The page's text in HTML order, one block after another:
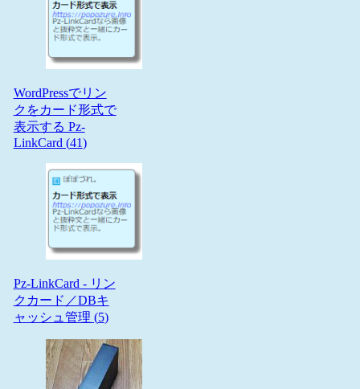
WordPressでリン
クをカード形式で
表示する Pz-
LinkCard (41)
Pz-LinkCard - リン
クカード／DBキ
ャッシュ管理 (5)